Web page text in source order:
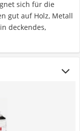
sich für die
gut auf Holz, Metall
deckendes,